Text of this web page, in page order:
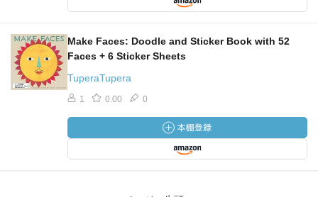
Make Faces: Doodle and Sticker Book with 52
Faces + 6 Sticker Sheets
TuperaTupera
1 0.00 0